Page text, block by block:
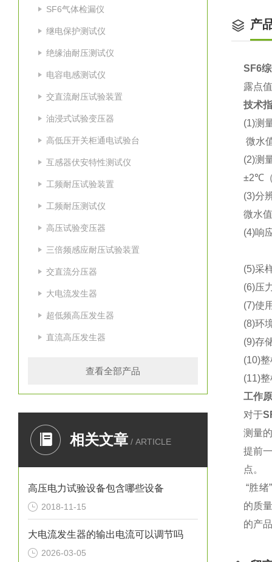
SF6气体检漏仪
继电保护测试仪
绝缘油耐压测试仪
电容电感测试仪
交直流耐压试验装置
油浸式试验变压器
高低压开关柜通电试验台
互感器伏安特性测试仪
工频耐压试验装置
工频耐压测试仪
高压试验变压器
三倍频感应耐压试验装置
交直流分压器
大电流发生器
超低频高压发生器
直流高压发生器
查看全部产品
相关文章 / ARTICLE
高压电力试验设备包含哪些设备
2018-11-15
大电流发生器的输出电流可以调节吗
2026-03-05
产
SF6
露点
技术
(1)测
微水
(2)测
±2℃
(3)分
微水
(4)响
(5)采
(6)压
(7)使
(8)环
(9)存
(10)
(11)
工作
对于
测量
提前
点。
“胜
的质
的产